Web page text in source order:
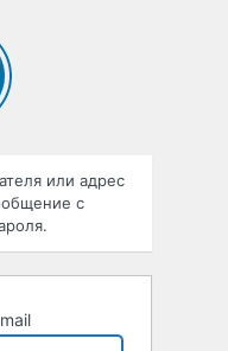
или адрес
с